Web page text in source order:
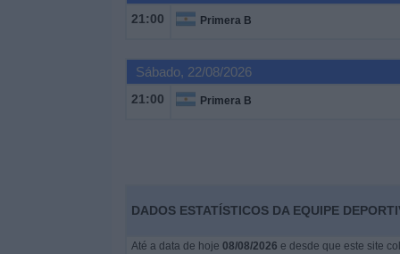
21:00 Primera B
Sábado, 22/08/2026
21:00 Primera B
DADOS ESTATÍSTICOS DA EQUIPE
Até a data de hoje 08/08/2026 e desde que este site